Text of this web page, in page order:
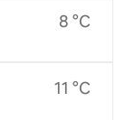
8 °C
11 °C